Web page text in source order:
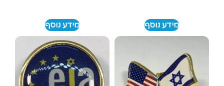
מידע נוסף מידע נוסף